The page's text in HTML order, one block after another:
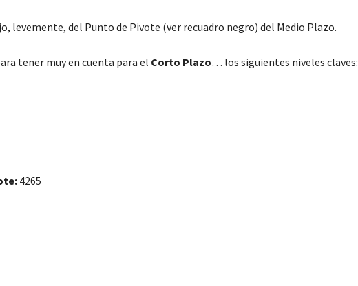
levemente, del Punto de Pivote (ver recuadro negro) del Medio Plazo.
tener muy en cuenta para el Corto Plazo… los siguientes niveles claves:
4265